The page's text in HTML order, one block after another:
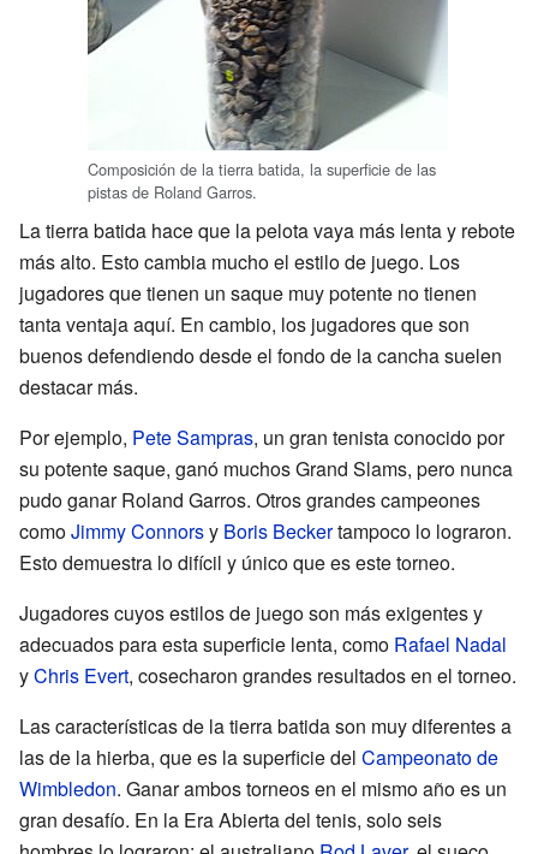
Composición de la tierra batida, la superficie de las
pistas de Roland Garros.
La tierra batida hace que la pelota vaya más lenta y rebote
más alto. Esto cambia mucho el estilo de juego. Los
jugadores que tienen un saque muy potente no tienen
tanta ventaja aquí. En cambio, los jugadores que son
buenos defendiendo desde el fondo de la cancha suelen
destacar más.
Por ejemplo, Pete Sampras, un gran tenista conocido por
su potente saque, ganó muchos Grand Slams, pero nunca
pudo ganar Roland Garros. Otros grandes campeones
comoJimmy Connorsy Boris Beckertampoco lo lograron.
Esto demuestra lo difícil y único que es este torneo.
Jugadores cuyos estilos de juego son más exigentes y
adecuados para esta superficie lenta, como Rafael Nadal
yChris Evert, cosecharon grandes resultados en el torneo.
Las características de la tierra batida son muy diferentes a
las de la hierba, que es la superficie del Campeonato de
Wimbledon. Ganar ambos torneos en el mismo año es un
gran desafío. En la Era Abierta del tenis, solo seis